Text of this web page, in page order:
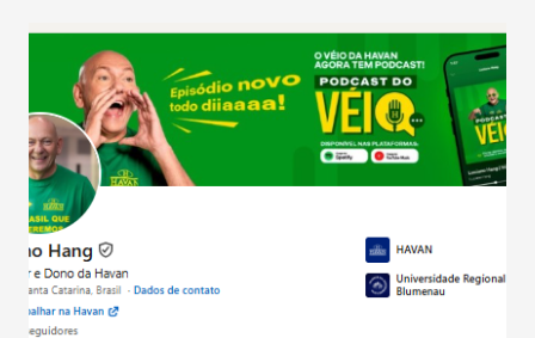
confraternizações de fim de ano e pelo pagamento do 13º
Salário para um número maior de trabalhadores, já que o
país tem a menor taxa de desemprego dos anos recentes.
Ainda segundo a Pesquisa, em novembro de 2025, 40% dos
bares e restaurantes operaram com lucro e outros 40%
registraram equilíbrio financeiro. Já o percentual de
estabelecimentos no prejuízo ficou em 19%, pouco abaixo
do observado no mês anterior. Outros 1% não existiam em
novembro. Em relação a outubro, o faturamento também